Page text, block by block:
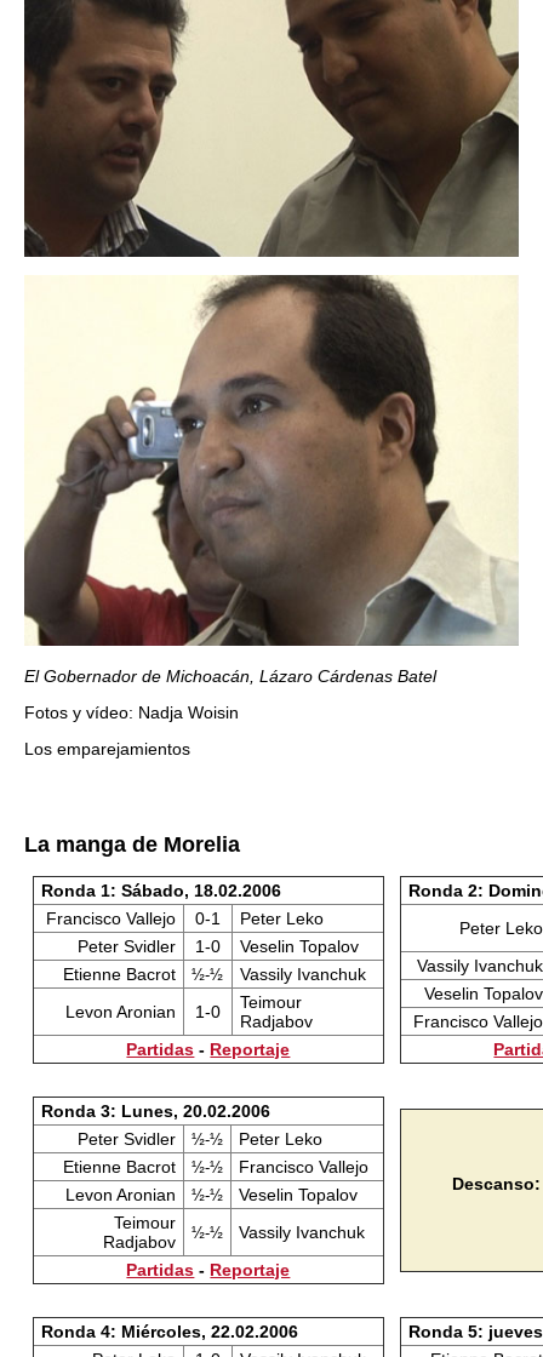
El Gobernador de Michoacán, Lázaro Cárdenas Batel
Fotos y vídeo: Nadja Woisin
Los emparejamientos
La manga de Morelia
Ronda 1: Sábado, 18.02.2006
Francisco Vallejo
0-1
Peter Leko
Peter Svidler
1-0
Veselin Topalov
Etienne Bacrot
½-½
Vassily Ivanchuk
Levon Aronian
1-0
Teimour
Radjabov
Partidas - Reportaje
Ronda 2:
Peter Leko
Vassily Ivanchuk
Veselin Topalov
Francisco Vallejo
Ronda 3: Lunes, 20.02.2006
Peter Svidler
½-½
Peter Leko
Etienne Bacrot
½-½
Francisco Vallejo
Levon Aronian
½-½
Veselin Topalov
Teimour
Radjabov
½-½
Vassily Ivanchuk
Partidas - Reportaje
Ronda 4: Miércoles, 22.02.2006
Ronda 5: